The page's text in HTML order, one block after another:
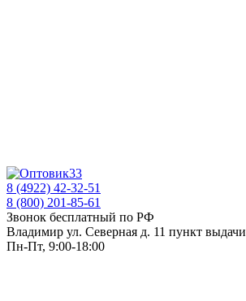
8 (4922) 42-32-51
8 (800) 201-85-61
Звонок бесплатный по РФ
Владимир ул. Северная д. 11 пункт выдачи
Пн-Пт, 9:00-18:00